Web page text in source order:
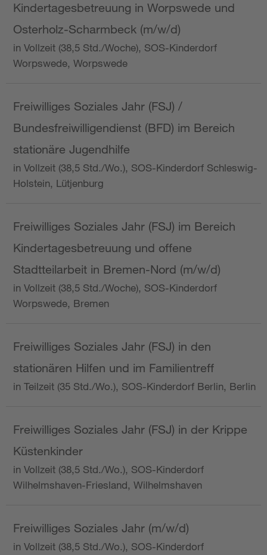
Kindertagesbetreuung in Worpswede und
Osterholz-Scharmbeck (m/w/d)
in Vollzeit (38,5 Std./Woche), SOS-Kinderdorf
Worpswede, Worpswede
Freiwilliges Soziales Jahr (FSJ) /
Bundesfreiwilligendienst (BFD) im Bereich
stationäre Jugendhilfe
in Vollzeit (38,5 Std./Wo.), SOS-Kinderdorf Schleswig-
Holstein, Lütjenburg
Freiwilliges Soziales Jahr (FSJ) im Bereich
Kindertagesbetreuung und offene
Stadtteilarbeit in Bremen-Nord (m/w/d)
in Vollzeit (38,5 Std./Woche), SOS-Kinderdorf
Worpswede, Bremen
Freiwilliges Soziales Jahr (FSJ) in den
stationären Hilfen und im Familientreff
in Teilzeit (35 Std./Wo.), SOS-Kinderdorf Berlin, Berlin
Freiwilliges Soziales Jahr (FSJ) in der Krippe
Küstenkinder
in Vollzeit (38,5 Std./Wo.), SOS-Kinderdorf
Wilhelmshaven-Friesland, Wilhelmshaven
Freiwilliges Soziales Jahr (m/w/d)
in Vollzeit (38,5 Std./Wo.), SOS-Kinderdorf